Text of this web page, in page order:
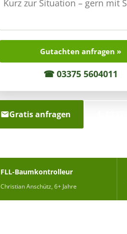
Gutachten anfragen »
☎ 03375 5604011
Gratis anfragen
FLL-Baumkontrolleur
Christian Anschütz, 6+ Jahre